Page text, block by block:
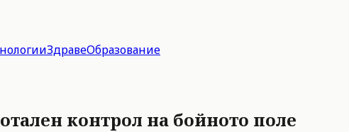
ЗдравеОбразование
контрол на бойното поле